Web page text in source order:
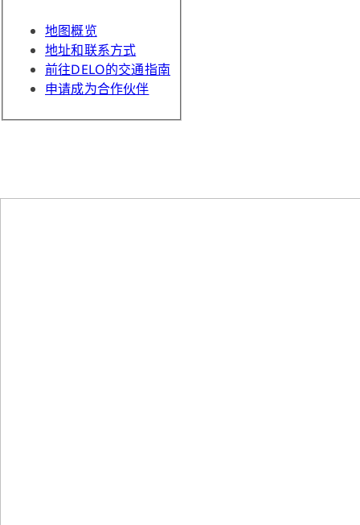
地图概览
地址和联系方式
前往DELO的交通指南
申请成为合作伙伴